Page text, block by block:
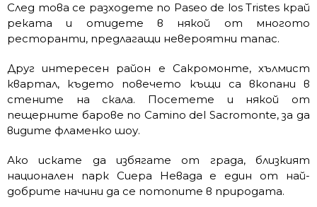
След това се разходете по Paseo de los Tristes край
реката и отидете в някой от многото
ресторанти, предлагащи невероятни тапас.
Друг интересен район е Сакромонте, хълмист
квартал, където повечето къщи са вкопани в
стените на скала. Посетете и някой от
пещерните барове по Camino del Sacromonte, за да
видите фламенко шоу.
Ако искате да избягате от града, близкият
национален парк Сиера Невада е един от най-
добрите начини да се потопите в природата.